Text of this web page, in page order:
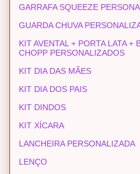
GARRAFA SQUEEZE
GUARDA CHUVA
KIT AVENTAL + PORTA LATA +
CHOPP PERSONALIZADOS
KIT DIA DAS MÃES
KIT DIA DOS PAIS
KIT DINDOS
KIT XÍCARA
LANCHEIRA PERSONALIZADA
LENÇO